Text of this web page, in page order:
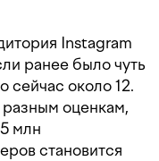
Instagram
ранее было чуть
сейчас около 12.
оценкам,
млн
становится